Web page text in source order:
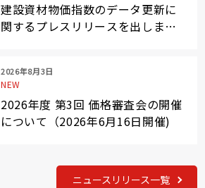
建設資材物価指数のデータ更新に
関するプレスリリースを出しまし
2026年8月3日
NEW
2026年度 第3回 価格審査会の開催
について（2026年6月16日開催)
ニュースリリース一覧